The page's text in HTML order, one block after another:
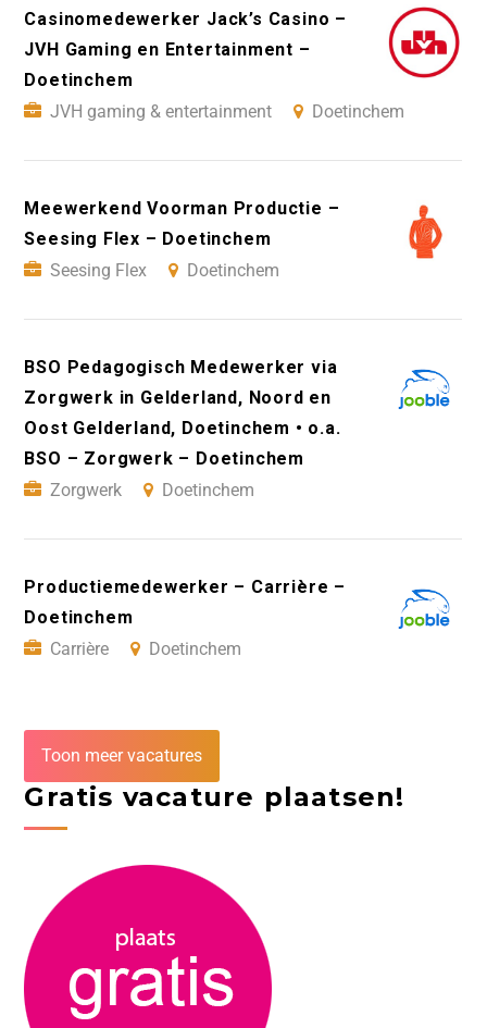
Casinomedewerker Jack’s Casino –
JVH Gaming en Entertainment –
Doetinchem
JVH gaming & entertainment
Doetinchem
Meewerkend Voorman Productie –
Seesing Flex – Doetinchem
Seesing Flex
Doetinchem
BSO Pedagogisch Medewerker via
Zorgwerk in Gelderland, Noord en
Oost Gelderland, Doetinchem • o.a.
BSO – Zorgwerk – Doetinchem
Zorgwerk
Doetinchem
Productiemedewerker – Carrière –
Doetinchem
Carrière
Doetinchem
Toon meer vacatures
Gratis vacature plaatsen!